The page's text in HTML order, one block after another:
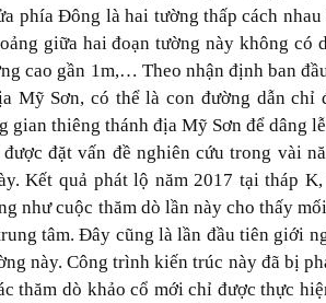
phía Đông là hai tường thấp cách nhau
giữa hai đoạn tường này không có
cao gần 1m,… Theo nhận định ban
Mỹ Sơn, có thể là con đường dẫn chỉ
gian thiêng thánh địa Mỹ Sơn để dâng
đặt vấn đề nghiên cứu trong vài
Kết quả phát lộ năm 2017 tại tháp
như cuộc thăm dò lần này cho thấy
tâm. Đây cũng là lần đầu tiên giới
này. Công trình kiến trúc này đã bị
thăm dò khảo cổ mới chỉ được thực